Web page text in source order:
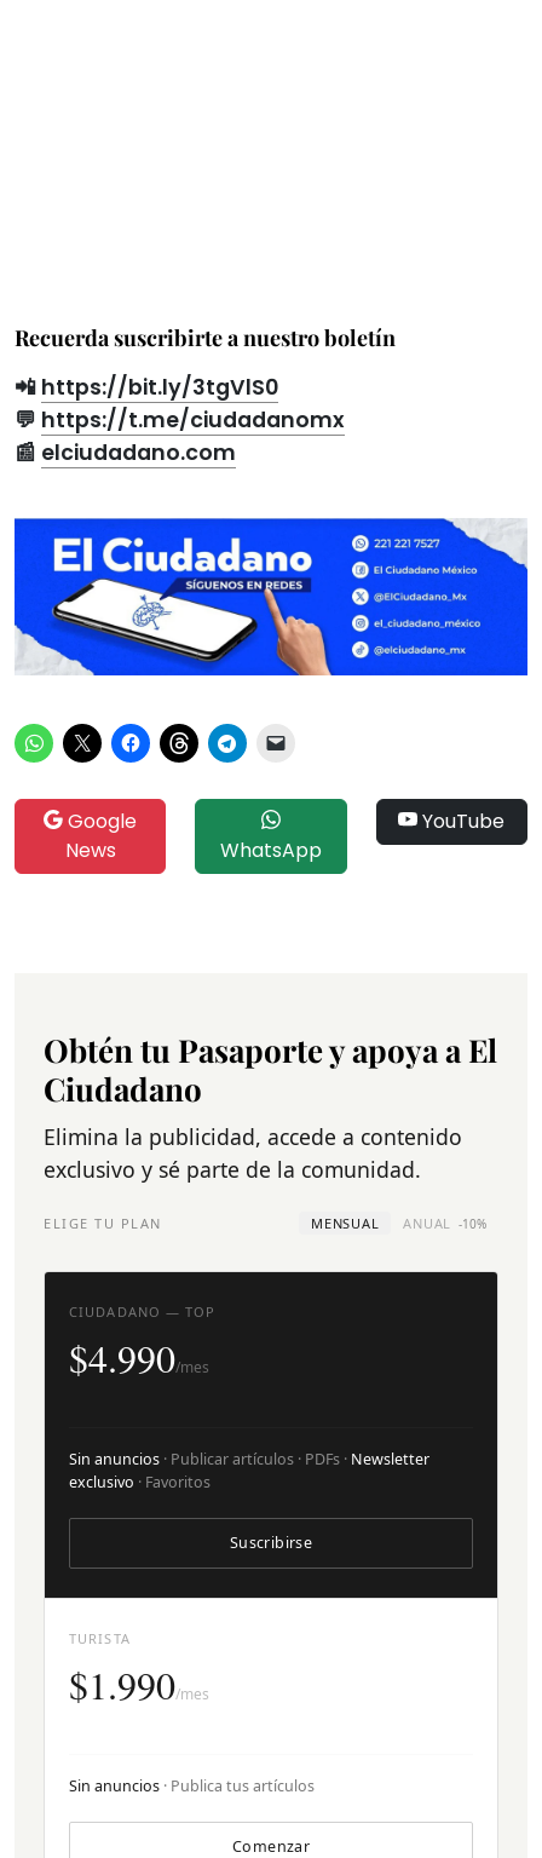
Recuerda suscribirte a nuestro boletín
📲 https://bit.ly/3tgVlS0
💬 https://t.me/ciudadanomx
📰 elciudadano.com
Google
News
WhatsApp
YouTube
Obtén tu Pasaporte y apoya a El
Ciudadano
Elimina la publicidad, accede a contenido
exclusivo y sé parte de la comunidad.
ELIGE TU PLAN MENSUAL ANUAL -10%
TURISTA
$1.990/mes
Sin anuncios · Publica tus artículos
Comenzar
CIUDADANO — TOP
$4.990/mes
Sin anuncios · Publicar artículos · PDFs · Newsletter
exclusivo · Favoritos
Suscribirse